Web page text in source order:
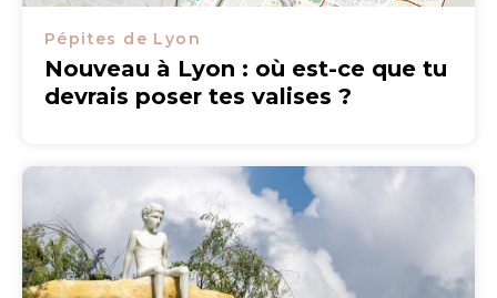
Pépites de Lyon
Nouveau à Lyon : où est-ce que tu
devrais poser tes valises ?